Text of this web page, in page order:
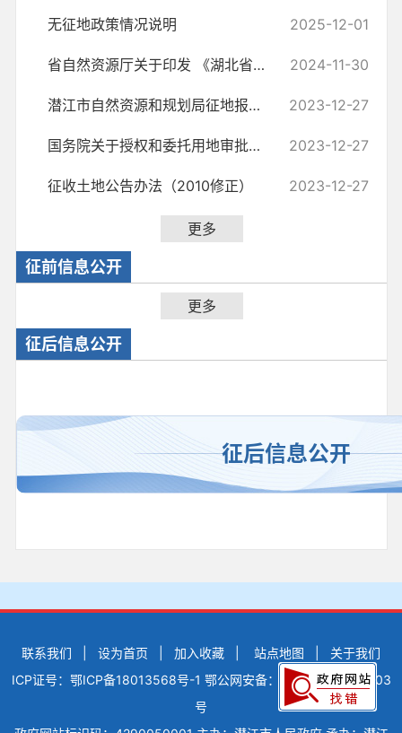
无征地政策情况说明 2025-12-01
省自然资源厅关于印发 《湖北省土地征收工作程序规定》的通知（鄂自然资... 2024-11-30
潜江市自然资源和规划局征地报批流程 2023-12-27
国务院关于授权和委托用地审批权的决定 （ 国发〔2020〕4号） 2023-12-27
征收土地公告办法（2010修正） 2023-12-27
更多
征前信息公开
更多
征后信息公开
征后信息公开
联系我们 设为首页 加入收藏 站点地图
关于我们
ICP证号：鄂ICP备18013568号-1 鄂公网安备：42900502000503
号